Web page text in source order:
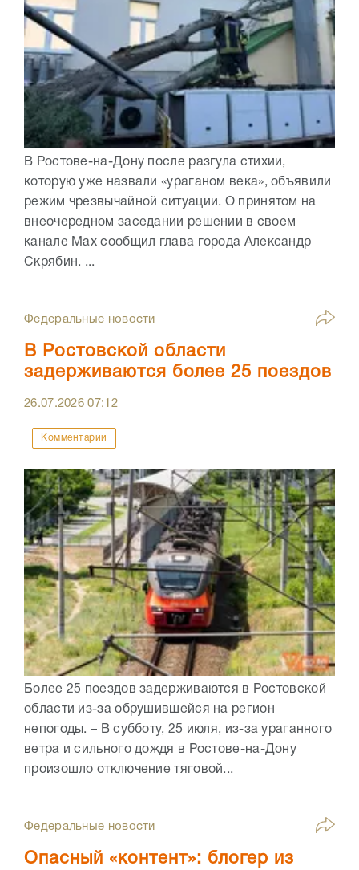
В Ростове-на-Дону после разгула стихии,
которую уже назвали «ураганом века», объявили
режим чрезвычайной ситуации. О принятом на
внеочередном заседании решении в своем
канале Max сообщил глава города Александр
Скрябин. ...
Федеральные новости
В Ростовской области
задерживаются более 25 поездов
26.07.202607:12
Комментарии
Более 25 поездов задерживаются в Ростовской
области из-за обрушившейся на регион
непогоды. – В субботу, 25 июля, из-за ураганного
ветра и сильного дождя в Ростове-на-Дону
произошло отключение тяговой...
Федеральные новости
Опасный «контент»: блогер из